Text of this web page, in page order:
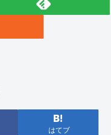
はてブ